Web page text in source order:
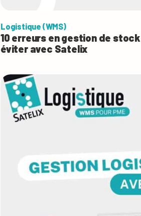
Logistique (WMS)
10 erreurs en gestion de
éviter avec Satelix